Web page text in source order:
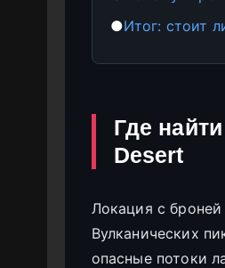
●Итог: стоит
Где
Desert
Локация с
Вулканических
опасные потоки